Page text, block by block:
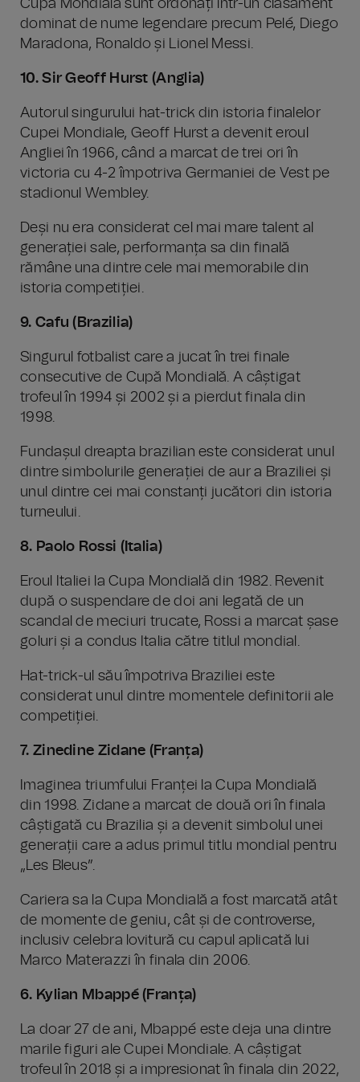
Cupa Mondială sunt ordonați într-un clasament
dominat de nume legendare precum Pelé, Diego
Maradona, Ronaldo și Lionel Messi.
10. Sir Geoff Hurst (Anglia)
Autorul singurului hat-trick din istoria finalelor
Cupei Mondiale, Geoff Hurst a devenit eroul
Angliei în 1966, când a marcat de trei ori în
victoria cu 4-2 împotriva Germaniei de Vest pe
stadionul Wembley.
Deși nu era considerat cel mai mare talent al
generației sale, performanța sa din finală
rămâne una dintre cele mai memorabile din
istoria competiției.
9. Cafu (Brazilia)
Singurul fotbalist care a jucat în trei finale
consecutive de Cupă Mondială. A câștigat
trofeul în 1994 și 2002 și a pierdut finala din
1998.
Fundașul dreapta brazilian este considerat unul
dintre simbolurile generației de aur a Braziliei și
unul dintre cei mai constanți jucători din istoria
turneului.
8. Paolo Rossi (Italia)
Eroul Italiei la Cupa Mondială din 1982. Revenit
după o suspendare de doi ani legată de un
scandal de meciuri trucate, Rossi a marcat șase
goluri și a condus Italia către titlul mondial.
Hat-trick-ul său împotriva Braziliei este
considerat unul dintre momentele definitorii ale
competiției.
7. Zinedine Zidane (Franța)
Imaginea triumfului Franței la Cupa Mondială
din 1998. Zidane a marcat de două ori în finala
câștigată cu Brazilia și a devenit simbolul unei
generații care a adus primul titlu mondial pentru
„Les Bleus”.
Cariera sa la Cupa Mondială a fost marcată atât
de momente de geniu, cât și de controverse,
inclusiv celebra lovitură cu capul aplicată lui
Marco Materazzi în finala din 2006.
6. Kylian Mbappé (Franța)
La doar 27 de ani, Mbappé este deja una dintre
marile figuri ale Cupei Mondiale. A câștigat
trofeul în 2018 și a impresionat în finala din 2022,